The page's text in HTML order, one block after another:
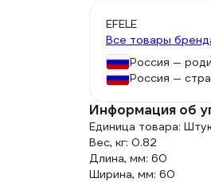
EFELE
Все товары
Россия —
Россия —
Информация об
Единица товара:
Вес, кг: 0.82
Длина, мм: 60
Ширина, мм: 60